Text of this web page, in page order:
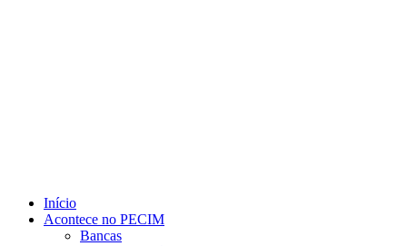
Início
Acontece no PECIM
Bancas